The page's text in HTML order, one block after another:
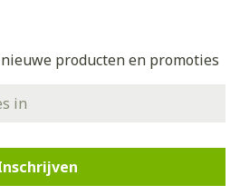
producten en promoties